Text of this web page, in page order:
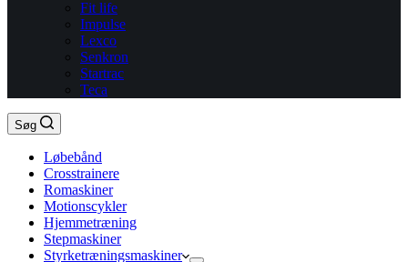
Fit life
Impulse
Lexco
Senkron
Startrac
Teca
Søg
Løbebånd
Crosstrainere
Romaskiner
Motionscykler
Hjemmetræning
Stepmaskiner
Styrketræningsmaskiner